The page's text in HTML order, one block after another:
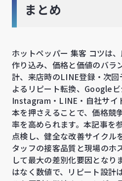
まとめ
ホットペッパー 集客 コツは
作り込み、価格と価値のバラ
計、来店時のLINE登録・次
よるリピート転換、Google
Instagram・LINE・自社サイ
本を押さえることで、価格競
率を高められます。本記事を
点検し、健全な改善サイクル
タッフの接客品質と現場のホ
して最大の差別化要因となり
はなく数値で、リピート設計